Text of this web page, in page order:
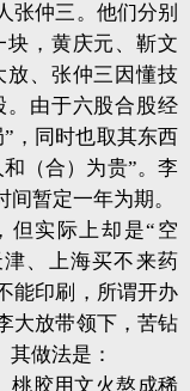
张仲三。他们分别
块，黄庆元、靳文
、张仲三因懂技
由于六股合股经
，同时也取其东西
（合）为贵”。李
暂定一年为期。
但实际上却是“空
、上海买不来药
能印刷，所谓开办
大放带领下，苦钻
做法是：
桃胶用文火熬成稀